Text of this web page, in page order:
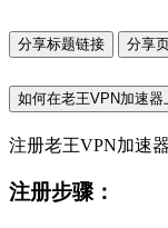
分享标题链接 分享
如何在老王VPN加速器
注册老王VPN加速
注册步骤：